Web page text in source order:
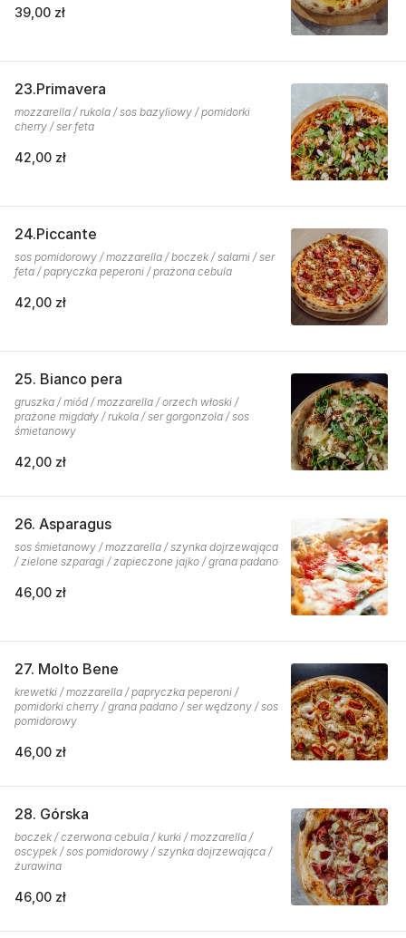
39,00 zł
23.Primavera
mozzarella / rukola / sos bazyliowy / pomidorki
cherry / ser feta
42,00 zł
24.Piccante
sos pomidorowy / mozzarella / boczek / salami / ser
feta / papryczka peperoni / prażona cebula
42,00 zł
25. Bianco pera
gruszka / miód / mozzarella / orzech włoski /
prażone migdały / rukola / ser gorgonzola / sos
śmietanowy
42,00 zł
26. Asparagus
sos śmietanowy / mozzarella / szynka dojrzewająca
/ zielone szparagi / zapieczone jajko / grana padano
46,00 zł
27. Molto Bene
krewetki / mozzarella / papryczka peperoni /
pomidorki cherry / grana padano / ser wędzony / sos
pomidorowy
46,00 zł
28. Górska
boczek / czerwona cebula / kurki / mozzarella /
oscypek / sos pomidorowy / szynka dojrzewająca /
żurawina
46,00 zł